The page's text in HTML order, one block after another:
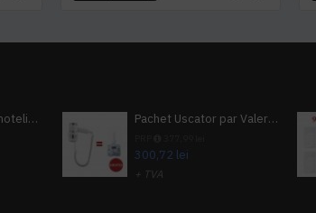
Pachet 100 seturi hoteliere, set dentar, set barbierit, casca de dus, pila unghii, set cusut Pachet Uscator par Valera Action Super Plus + GRATUIT Sampon si gel de dus Tork
300,72 lei
+ TVA